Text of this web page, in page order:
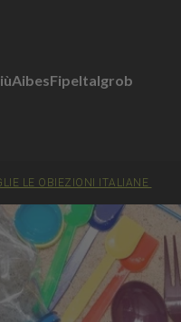
AibesFipeItalgrob
LE OBIEZIONI ITALIANE